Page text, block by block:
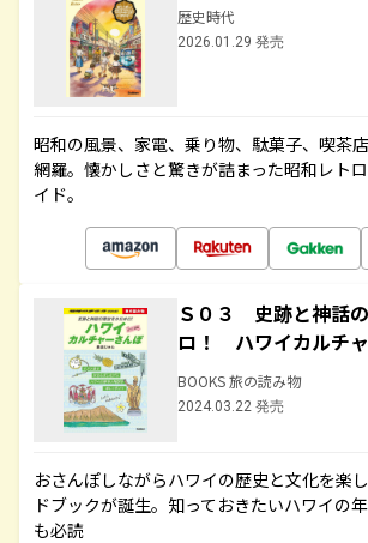
歴史時代
2026.01.29 発売
昭和の風景、家電、乗り物、駄菓子、喫茶
網羅。懐かしさと驚きが詰まった昭和レト
イド。
Ｓ０３ 史跡と神話
ロ！ ハワイカルチ
BOOKS 旅の読み物
2024.03.22 発売
おさんぽしながらハワイの歴史と文化を楽
ドブックが誕生。知っておきたいハワイの
も必読